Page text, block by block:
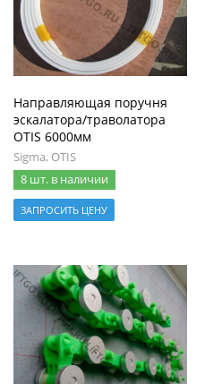
Направляющая поручня
эскалатора/траволатора
OTIS 6000мм
Sigma, OTIS
8 шт. в наличии
ЗАПРОСИТЬ ЦЕНУ